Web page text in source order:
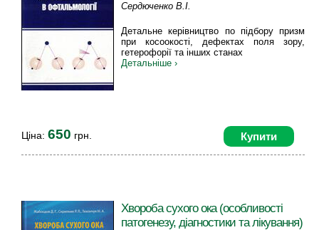
Сердюченко В.І.
Детальне керівництво по підбору призм
при косоокості, дефектах поля зору,
гетерофорії та інших станах
Детальніше ›
Купити
Ціна: 650 грн.
Хвороба сухого ока (особливості
патогенезу, діагностики та лікування)